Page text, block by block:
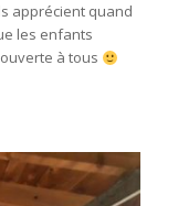
apprécient quand
les enfants
à tous